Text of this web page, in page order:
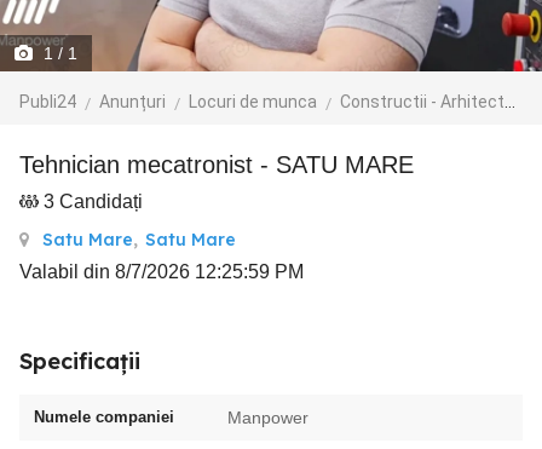
1 / 1
Publi24 Anunțuri Locuri de munca Constructii - Arhitectura - Design
Tehnician mecatronist - SATU MARE
3 Candidați
Satu Mare, Satu Mare
Valabil din 8/7/2026 12:25:59 PM
Specificații
Numele companiei Manpower